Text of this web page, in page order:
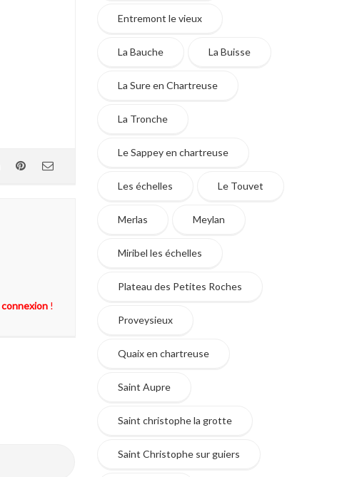
connexion !
Entremont le vieux
La Bauche La Buisse
La Sure en Chartreuse
La Tronche
Le Sappey en chartreuse
Les échelles Le Touvet
Merlas Meylan
Miribel les échelles
Plateau des Petites Roches
Proveysieux
Quaix en chartreuse
Saint Aupre
Saint christophe la grotte
Saint Christophe sur guiers